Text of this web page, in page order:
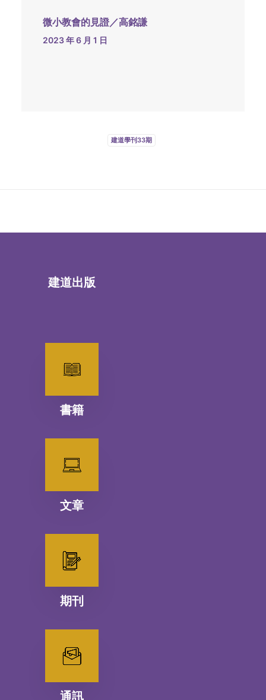
微小教會的見證／高銘謙
2023 年 6 月 1 日
建道學刊33期
建道出版
書籍
文章
期刊
通訊